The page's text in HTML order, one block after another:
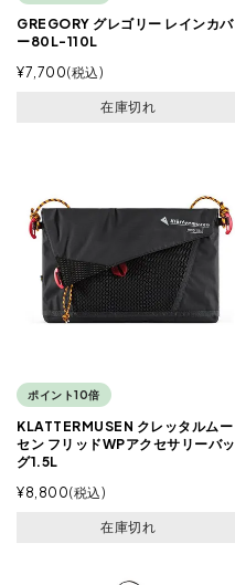
GREGORY グレゴリー レインカバ
ー80L-110L
¥7,700 税込
在庫切れ
ポイント10倍
KLATTERMUSEN クレッタルムー
セン フリッドWPアクセサリーバッ
グ1.5L
¥8,800 税込
在庫切れ